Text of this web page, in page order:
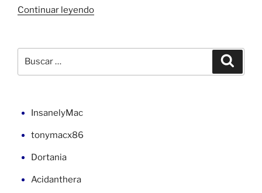
Continuar leyendo«Cambiar
0.6.4
por:
InsanelyMac
tonymacx86
Dortania
Acidanthera